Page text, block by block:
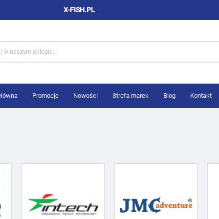
X-FISH.PL
Promocje Nowości Strefa marek Blog Kontakt